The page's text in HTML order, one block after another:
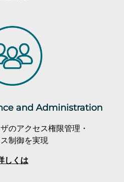
and Administration
のアクセス権限管理・
制御を実現
しくは